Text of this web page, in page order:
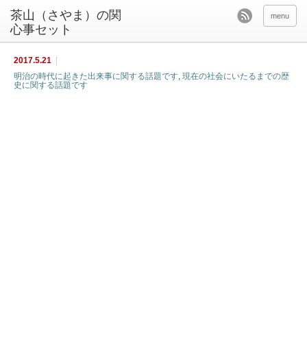
茶山（さやま）の関
心事セット
menu
2017.5.21
明治の時代に起きた出来事に関する話題です, 現在の社会にいたるまでの歴
史に関する話題です